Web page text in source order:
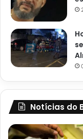
Notícias do